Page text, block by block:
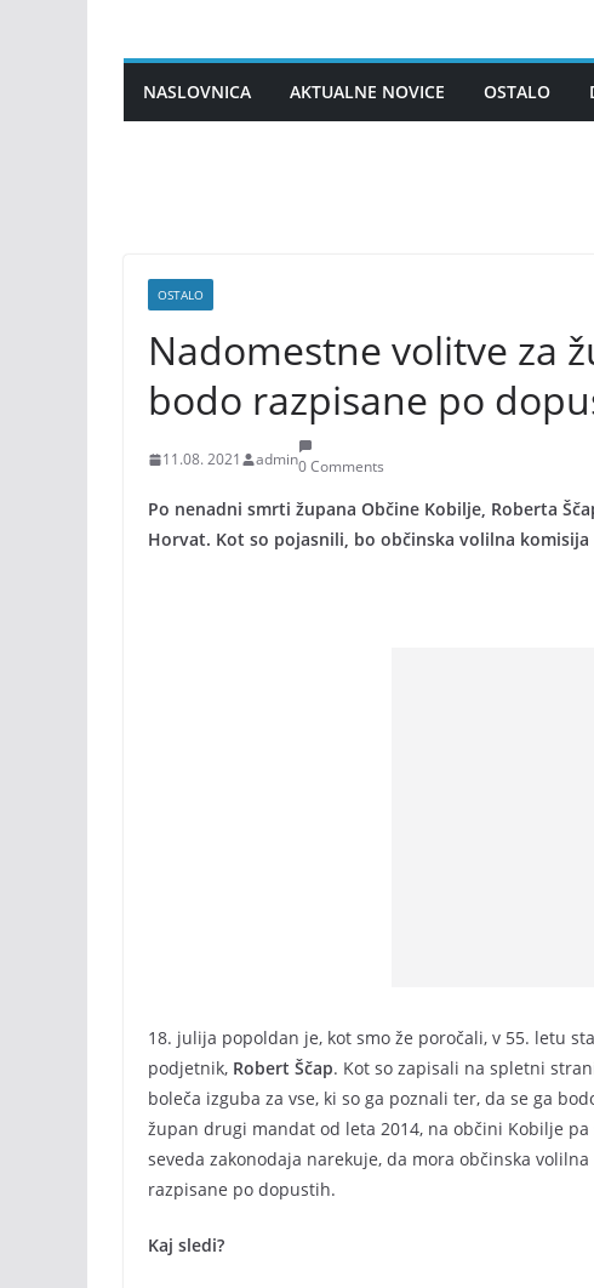
contentNASLOVNICA AKTUALNE NOVICE OSTALO
OSTALO
Nadomestne volitve za
bodo razpisane po
11.08. 2021 admin0 Comments
Po nenadni smrti župana Občine Kobilje, Roberta
Horvat. Kot so pojasnili, bo občinska volilna
18. julija popoldan je, kot smo že poročali, v 55. letu
podjetnik, Robert Ščap. Kot so zapisali na spletni
boleča izguba za vse, ki so ga poznali ter, da se ga
župan drugi mandat od leta 2014, na občini Kobilje
seveda zakonodaja narekuje, da mora občinska
razpisane po dopustih.
Kaj sledi?